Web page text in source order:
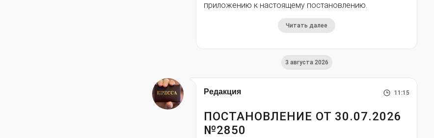
приложению к настоящему постановлению.
Читать далее
3 августа 2026
Редакция 11:15
ПОСТАНОВЛЕНИЕ ОТ 30.07.2026
№2850